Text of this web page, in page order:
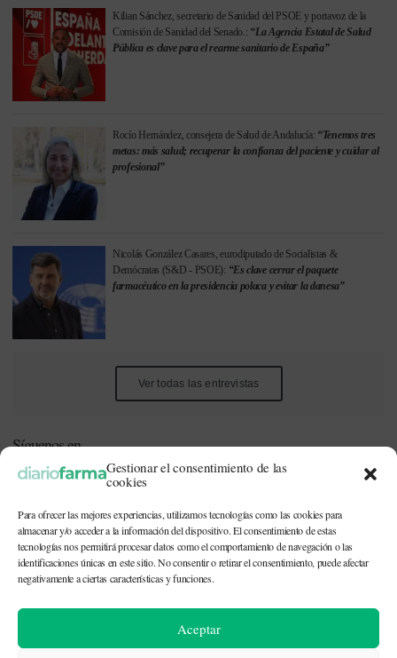
Gestionar el consentimiento de las
cookies
Para ofrecer las mejores experiencias, utilizamos tecnologías como las cookies para
almacenar y/o acceder a la información del dispositivo. El consentimiento de estas
tecnologías nos permitirá procesar datos como el comportamiento de navegación o las
identificaciones únicas en este sitio. No consentir o retirar el consentimiento, puede afectar
negativamente a ciertas características y funciones.
Aceptar
Kilian Sánchez, secretario de Sanidad del PSOE y portavoz de la
Comisión de Sanidad del Senado.: “La Agencia Estatal de Salud
Pública es clave para el rearme sanitario de España”
Rocío Hernández, consejera de Salud de Andalucía: “Tenemos tres
metas: más salud; recuperar la confianza del paciente y cuidar al
profesional”
Nicolás González Casares, eurodiputado de Socialistas &
Demócratas (S&D - PSOE): “Es clave cerrar el paquete
farmacéutico en la presidencia polaca y evitar la danesa”
Ver todas las entrevistas
Síguenos en
Este periódico está dirigido a profesionales sanitarios (médicos,
enfermeros, farmacéuticos) implicados en la prescripción o
farmacéutica y gestores o personas implicadas en la política